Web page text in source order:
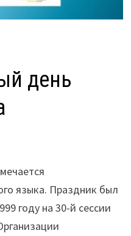
день
языка. Праздник был
году на 30-й сессии